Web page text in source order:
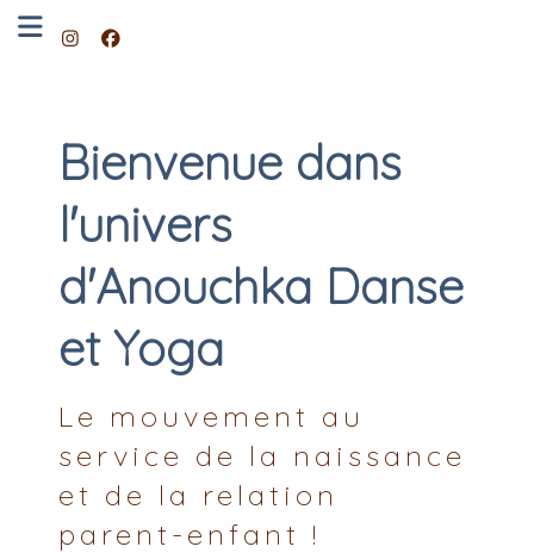
Bienvenue dans
l'univers
d'Anouchka Danse
et Yoga
Le mouvement au
service de la naissance
et de la relation
parent-enfant !